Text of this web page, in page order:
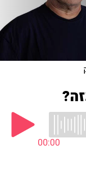
00:00